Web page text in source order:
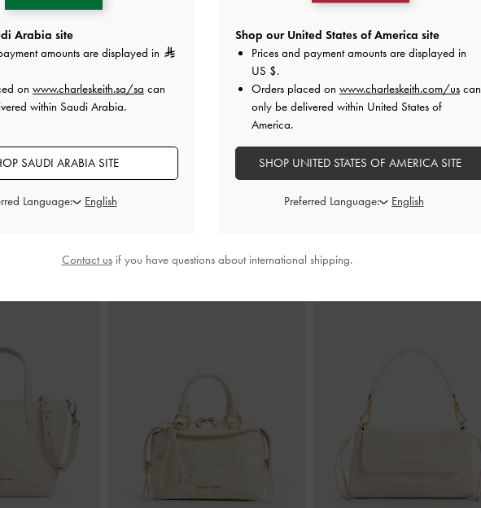
475.00
شنطة بولينغ هايلين بتعليقة مجدولة
ارتديه مع
Arabia site
amounts are displayed in
on www.charleskeith.sa/sa can
within Saudi Arabia.
SAUDI ARABIA SITE
Language:
Shop our United States of America site
Prices and payment amounts are displayed in
US $.
Orders placed on www.charleskeith.com/us can
only be delivered within United States of
America.
SHOP UNITED STATES OF AMERICA SITE
Preferred Language:
Contact usif you have questions about international shipping.